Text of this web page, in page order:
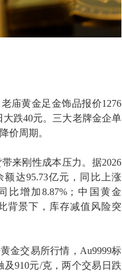
庙黄金足金饰品报价1276
跌40元。三大老牌金企单
价周期。
来刚性成本压力。据2026
达95.73亿元，同比上涨
比增加8.87%；中国黄金
背景下，库存减值风险突
金交易所行情，Au9999标
910元/克，两个交易日跌